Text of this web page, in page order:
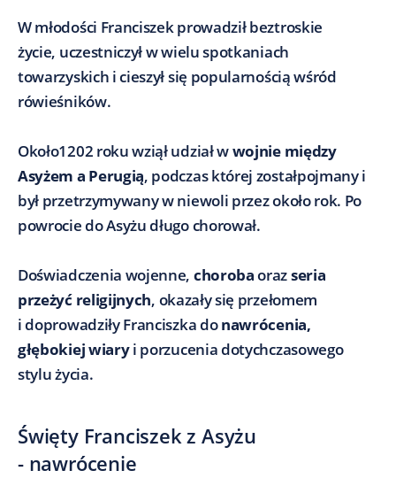
W młodości Franciszek prowadził beztroskie
życie, uczestniczył w wielu spotkaniach
towarzyskich i cieszył się popularnością wśród
rówieśników.
Około1202 roku wziął udział wwojnie między
Asyżem a Perugią, podczas której zostałpojmany i
był przetrzymywany w niewoli przez około rok. Po
powrocie do Asyżu długo chorował.
Doświadczenia wojenne, chorobaorazseria
przeżyć religijnych, okazały się przełomem
i doprowadziły Franciszka donawrócenia,
głębokiej wiaryi porzucenia dotychczasowego
stylu życia.
Święty Franciszek z Asyżu
- nawrócenie